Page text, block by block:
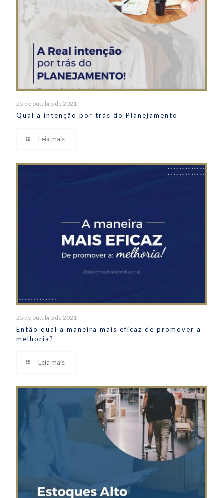
25 de outubro de 2021
Qual a intenção por trás do Planejamento
Leia mais
25 de outubro de 2021
Então qual a maneira mais eficaz de promover a
melhoria?
Leia mais